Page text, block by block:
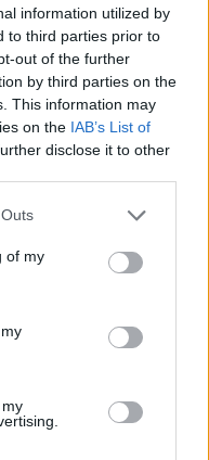
information utilized by
to third parties prior to
out of the further
by third parties on the
This information may
on the IAB’s List of
disclose it to other
one or more Google
You may click to
its third-party tags to
in below Google
of my
और उससे आगे
करती है। इसमें
में होते हैं, जो हमारे शरीर
नुकसानदायक चीज़ों
पत्तागोभी शामिल करने
रखने में मदद मिल सकती
है।